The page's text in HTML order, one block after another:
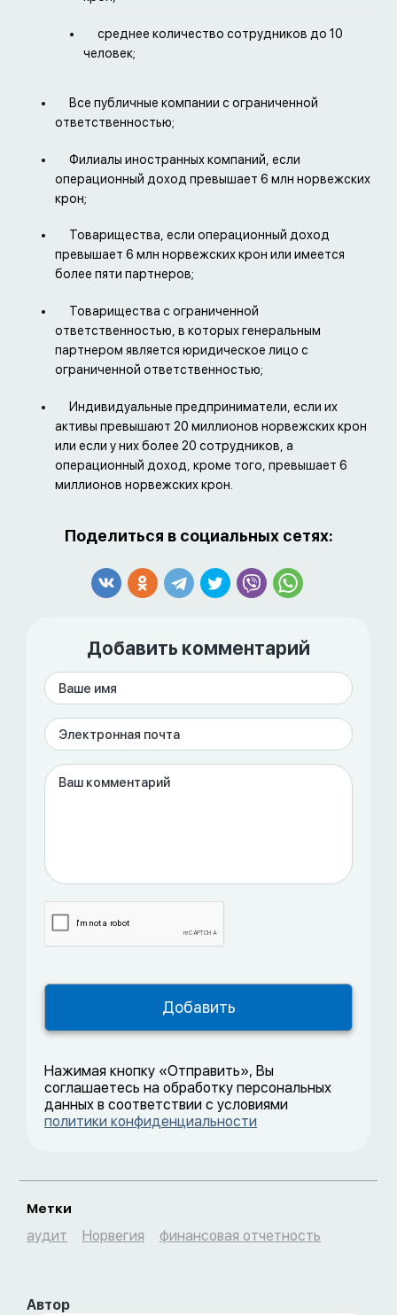
среднее количество сотрудников до 10
человек;
Все публичные компании с ограниченной
ответственностью;
Филиалы иностранных компаний, если
операционный доход превышает 6 млн норвежских
крон;
Товарищества, если операционный доход
превышает 6 млн норвежских крон или имеется
более пяти партнеров;
Товарищества с ограниченной
ответственностью, в которых генеральным
партнером является юридическое лицо с
ограниченной ответственностью;
Индивидуальные предприниматели, если их
активы превышают 20 миллионов норвежских крон
или если у них более 20 сотрудников, а
операционный доход, кроме того, превышает 6
миллионов норвежских крон.
Поделиться в социальных сетях:
Добавить комментарий
Нажимая кнопку «Отправить», Вы
соглашаетесь на обработку персональных
данных в соответствии с условиями
политики конфиденциальности
Метки
аудит Норвегия финансовая отчетность
Автор